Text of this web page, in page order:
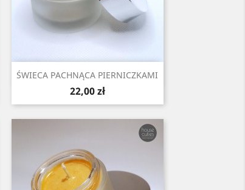
ŚWIECA PACHNĄCA PIERNICZKAMI
Cena
22,00 zł
Szybki podgląd